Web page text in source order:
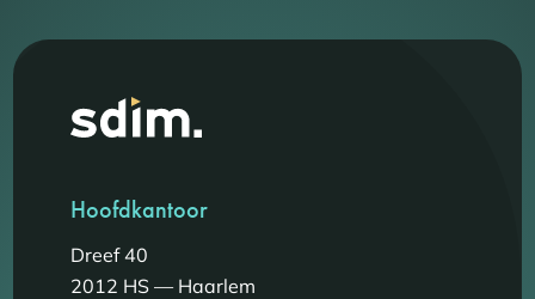
Hoofdkantoor
Dreef 40
2012 HS — Haarlem